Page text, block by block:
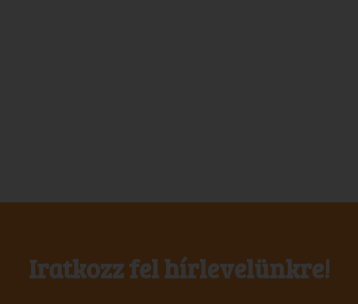
Iratkozz fel hírlevelünkre!